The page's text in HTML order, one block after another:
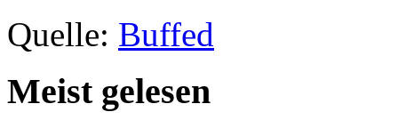
Quelle: Buffed
Meist gelesen